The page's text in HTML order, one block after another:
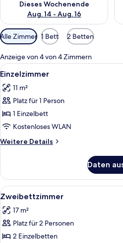
Dieses Wochenende
Aug. 14 - Aug. 16
Verfügbare
Filter
für
Zimmer
Alle Zimmer 1 Bett 2 Betten
Anzeige von 4 von 4 Zimmern
Alle
Fotos
für
Einzelzimmer
anzeigen
3
Einzelzimmer
11 m²
Platz für 1 Person
1 Einzelbett
Kostenloses WLAN
Weitere Details
Weitere
Daten
Alle
Fotos
für
Zweibettzimmer
anzeigen
3
Zweibettzimmer
17 m²
Platz für 2 Personen
2 Einzelbetten